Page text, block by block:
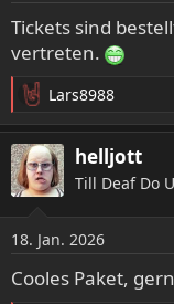
Tickets sind
vertreten.
R
e
a
k
t
o
n
e
n
Lars8988
helljott
Till Deaf Do
18. Jan. 2026
Cooles Paket,